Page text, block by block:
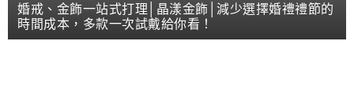
婚戒、金飾一站式打理│晶漾金飾│減少選擇婚禮禮節的
時間成本，多款一次試戴給你看！